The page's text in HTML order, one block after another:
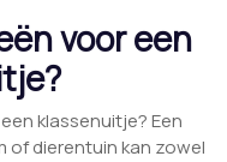
voor een
klassenuitje? Een
of dierentuin kan zowel